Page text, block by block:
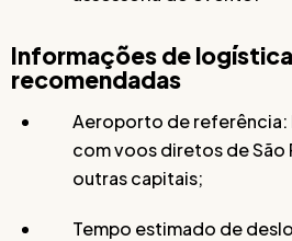
Informações de
recomendadas
Aeroporto de referência:
com voos diretos de São
outras capitais;
Tempo estimado de